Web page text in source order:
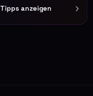
anzeigen ›